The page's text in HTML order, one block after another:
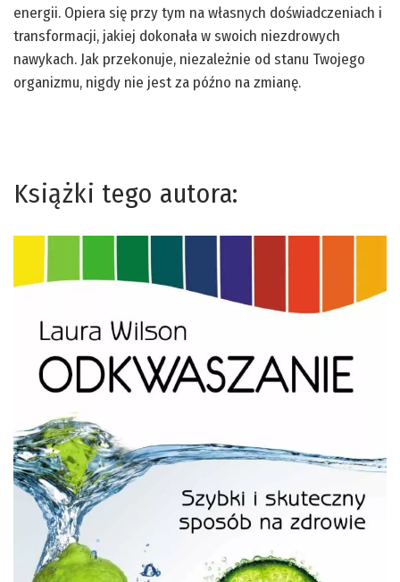
energii. Opiera się przy tym na własnych doświadczeniach i
transformacji, jakiej dokonała w swoich niezdrowych
nawykach. Jak przekonuje, niezależnie od stanu Twojego
organizmu, nigdy nie jest za późno na zmianę.
Książki tego autora: